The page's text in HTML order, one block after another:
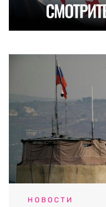
НОВОСТИ